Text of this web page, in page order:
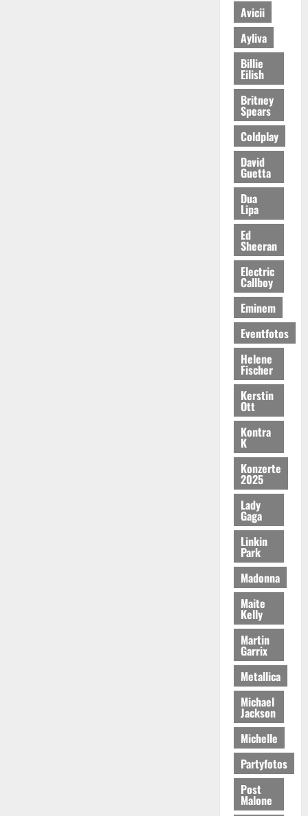
Avicii
Ayliva
Billie
Eilish
Britney
Spears
Coldplay
David
Guetta
Dua
Lipa
Ed
Sheeran
Electric
Callboy
Eminem
Eventfotos
Helene
Fischer
Kerstin
Ott
Kontra
K
Konzerte
2025
Lady
Gaga
Linkin
Park
Madonna
Maite
Kelly
Martin
Garrix
Metallica
Michael
Jackson
Michelle
Partyfotos
Post
Malone